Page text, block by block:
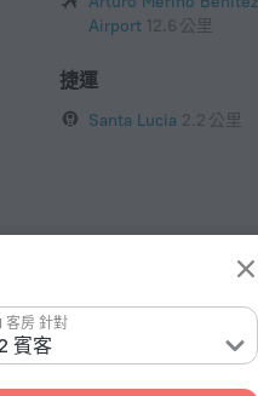
賓客
客房 針對
Airport 12.6 公里
捷運
Santa Lucia 2.2 公里